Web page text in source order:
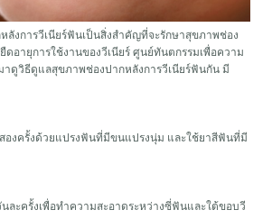
ลังการวีเนียร์ฟันเป็นสิ่งสำคัญที่จะรักษาสุขภาพช่อง
อายุการใช้งานของวีเนียร์ ศูนย์ทันตกรรมเพื่อความ
ดูวิธีดูแลสุขภาพช่องปากหลังการวีเนียร์ฟันกัน มี
องครั้งด้วยแปรงฟันที่มีขนแปรงนุ่ม และใช้ยาสีฟันที่มี
ละครั้งเพื่อทำความสะอาดระหว่างซี่ฟันและใต้ขอบวี